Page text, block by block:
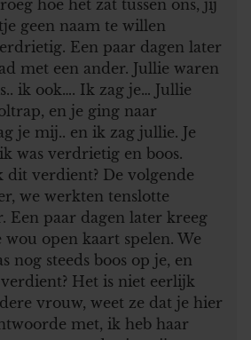
hoe het zat tussen ons, jij
geen naam te willen
Een paar dagen later
met een ander. Jullie waren
ik ook…. Ik zag je… Jullie
en je ging naar
je mij.. en ik zag jullie. Je
was verdrietig en boos.
dit verdient? De volgende
we werkten tenslotte
Een paar dagen later kreeg
open kaart spelen. We
nog steeds boos op je, en
Het is niet eerlijk
vrouw, weet ze dat je hier
met, ik heb haar